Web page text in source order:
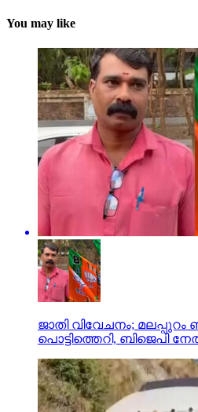
You may like
ജാതി വിവേചനം; മലപ്പുറം
പൊട്ടിത്തെറി, ബിജെപി